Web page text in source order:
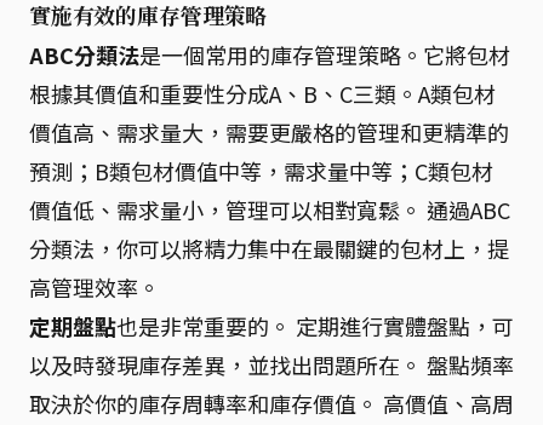
實施有效的庫存管理策略
ABC分類法是一個常用的庫存管理策略。它將包材
根據其價值和重要性分成A、B、C三類。A類包材
價值高、需求量大，需要更嚴格的管理和更精準的
預測；B類包材價值中等，需求量中等；C類包材
價值低、需求量小，管理可以相對寬鬆。 通過ABC
分類法，你可以將精力集中在最關鍵的包材上，提
高管理效率。
定期盤點也是非常重要的。 定期進行實體盤點，可
以及時發現庫存差異，並找出問題所在。 盤點頻率
取決於你的庫存周轉率和庫存價值。 高價值、高周